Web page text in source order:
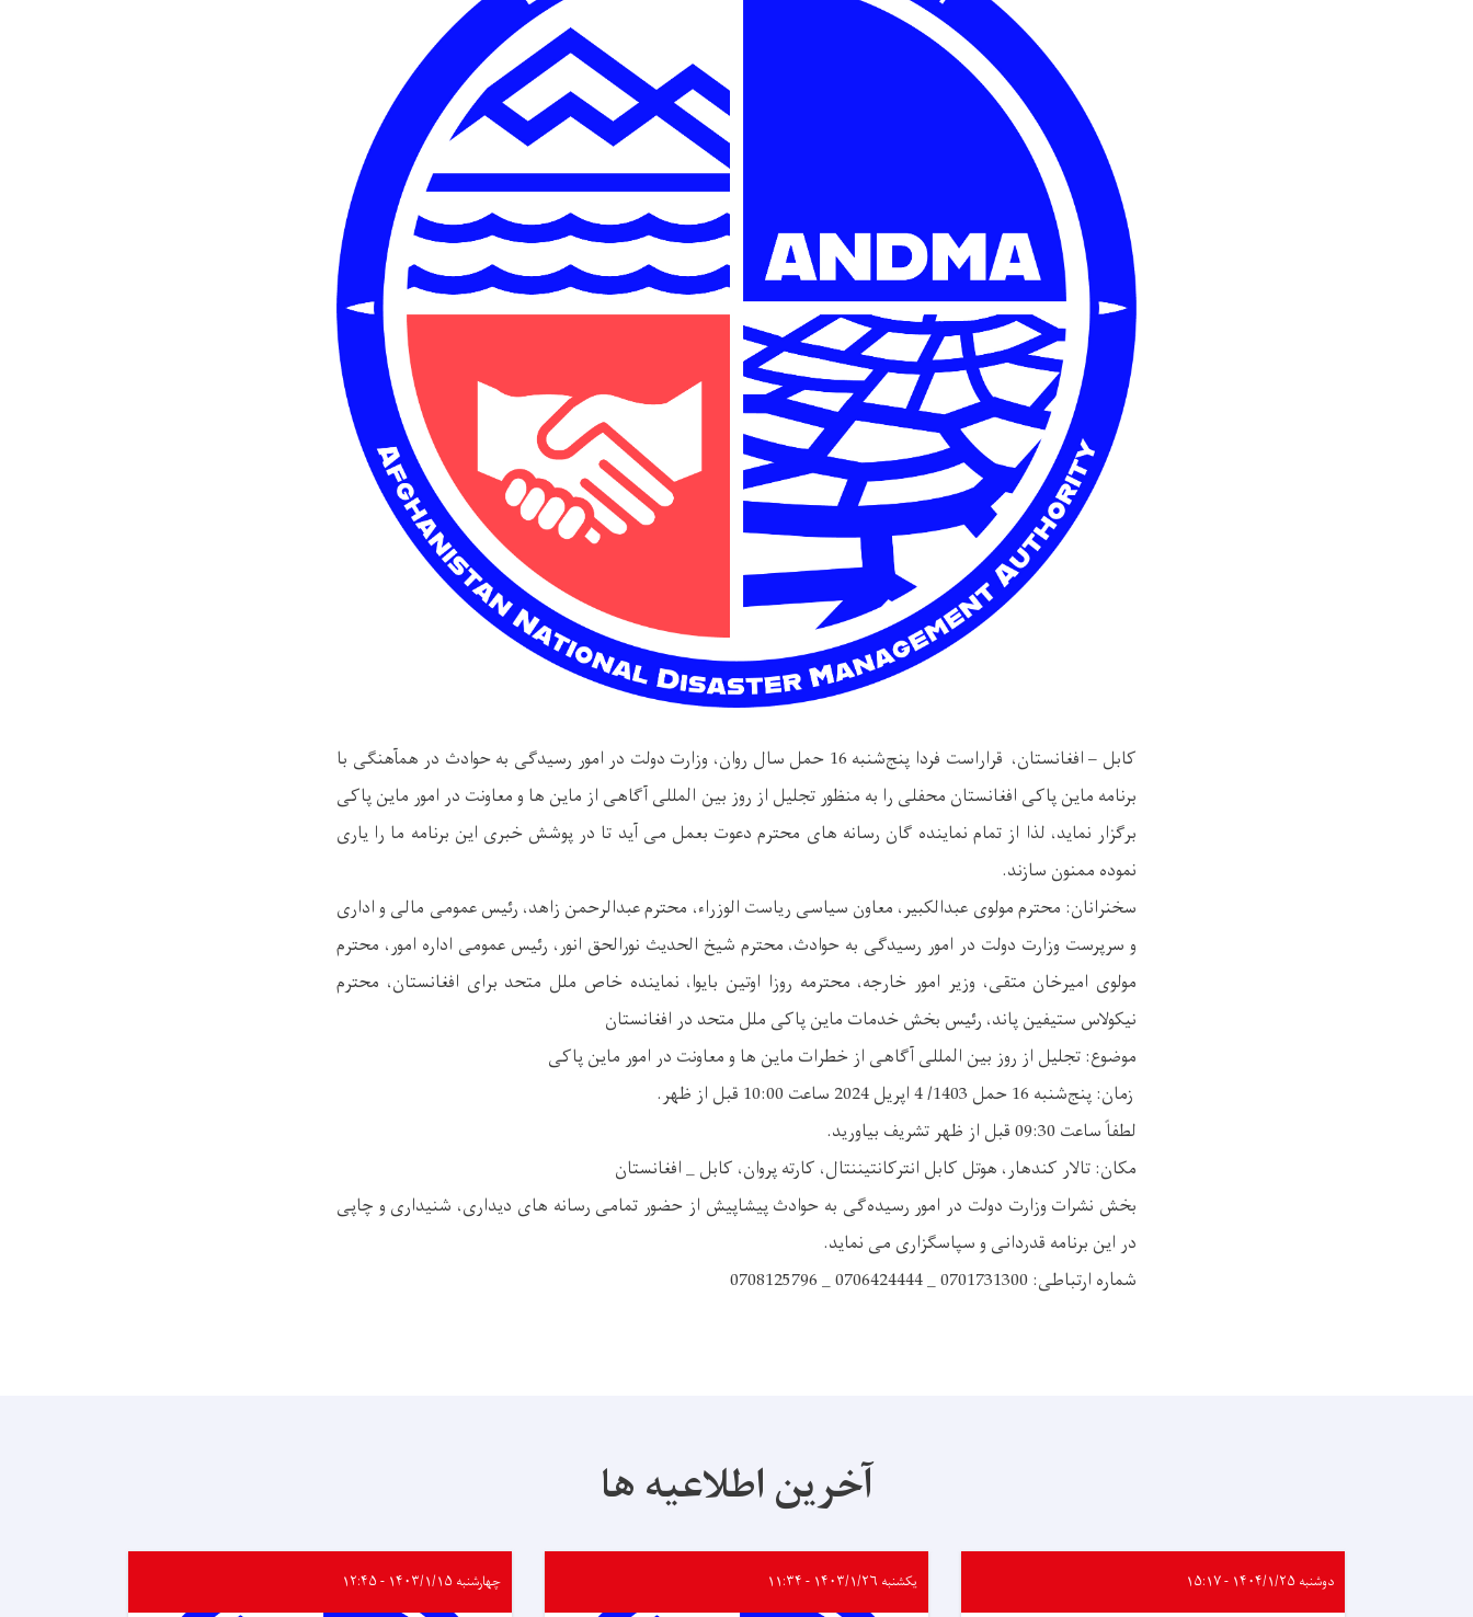
کابل – افغانستان، قراراست فردا پنج‌شنبه 16 حمل سال روان، وزارت دولت در امور رسیدگی به حوادث در همآهنگی با
برنامه ماین پاکی افغانستان محفلی را به منظور تجلیل از روز بین المللی آگاهی از ماین ها و معاونت در امور ماین پاکی
برگزار نماید، لذا از تمام نماینده گان رسانه های محترم دعوت بعمل می آید تا در پوشش خبری این برنامه ما را یاری
نموده ممنون سازند.
سخنرانان: محترم مولوی عبدالکبیر، معاون سیاسی ریاست الوزراء، محترم عبدالرحمن زاهد، رئیس عمومی مالی و اداری
و سرپرست وزارت دولت در امور رسیدگی به حوادث، محترم شیخ الحدیث نورالحق انور، رئیس عمومی اداره امور، محترم
مولوی امیرخان متقی، وزیر امور خارجه، محترمه روزا اوتین بایوا، نماینده خاص ملل متحد برای افغانستان، محترم
نیکولاس ستیفین پاند، رئیس بخش خدمات ماین پاکی ملل متحد در افغانستان
موضوع: تجلیل از روز بین المللی آگاهی از خطرات ماین ها و معاونت در امور ماین پاکی
زمان: پنج‌شنبه 16 حمل 1403/ 4 اپریل 2024 ساعت 10:00 قبل از ظهر.
لطفاً ساعت 09:30 قبل از ظهر تشریف بیاورید.
مکان: تالار کندهار، هوتل کابل انترکانتیننتال، کارته پروان، کابل _ افغانستان
بخش نشرات وزارت دولت در امور رسیده‌گی به حوادث پیشاپیش از حضور تمامی رسانه های دیداری، شنیداری و چاپی
در این برنامه قدردانی و سپاسگزاری می نماید.
شماره ارتباطی: 0701731300 _ 0706424444 _ 0708125796
آخرین اطلاعیه ها
دوشنبه ۱۴۰۴/۱/۲۵ - ۱۵:۱۷ یکشنبه ۱۴۰۳/۱/۲۶ - ۱۱:۳۴ چهارشنبه ۱۴۰۳/۱/۱۵ - ۱۲:۴۵